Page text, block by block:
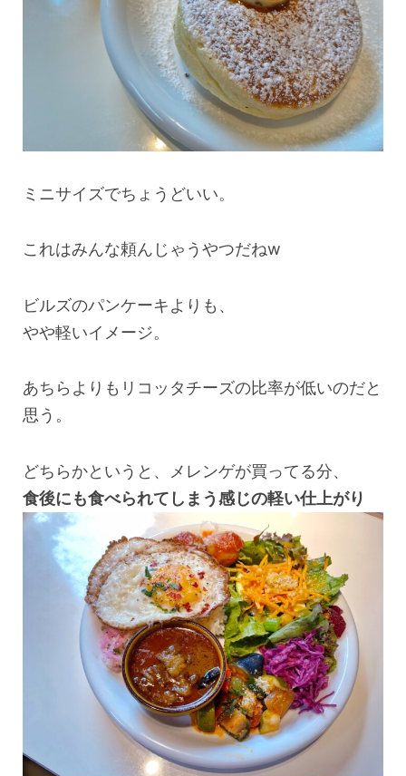
ミニサイズでちょうどいい。
これはみんな頼んじゃうやつだねw
ビルズのパンケーキよりも、
やや軽いイメージ。
あちらよりもリコッタチーズの比率が低いのだと
思う。
どちらかというと、メレンゲが買ってる分、
食後にも食べられてしまう感じの軽い仕上がり